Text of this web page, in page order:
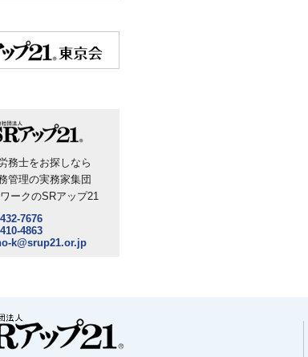
務士をお探しなら
管理の実務家集団
ークのSRアップ21
7676
4863
k@srup21.or.jp